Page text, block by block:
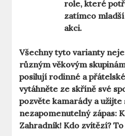
role, které
zatímco
akci.
Všechny tyto varianty
různým věkovým
posilují rodinné a
vytáhněte ze skříně své
pozvěte kamarády a užijte
nezapomenutelný zápas:
Zahradník! Kdo zvítězí?